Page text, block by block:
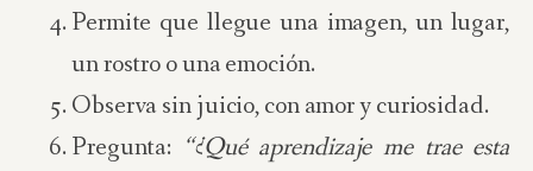
Permite que llegue una imagen, un lugar,
un rostro o una emoción.
Observa sin juicio, con amor y curiosidad.
Pregunta: “¿Qué aprendizaje me trae esta